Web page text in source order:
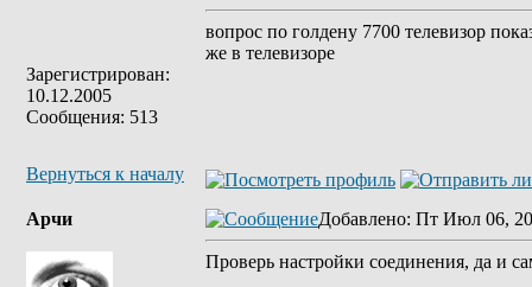
Зарегистрирован:
10.12.2005
Сообщения: 513
вопрос по голдену 7700 телевизор
же в телевизоре
Вернуться к началу
Арчи Добавлено: Пт Июл 06,
Проверь настройки соединения, да и